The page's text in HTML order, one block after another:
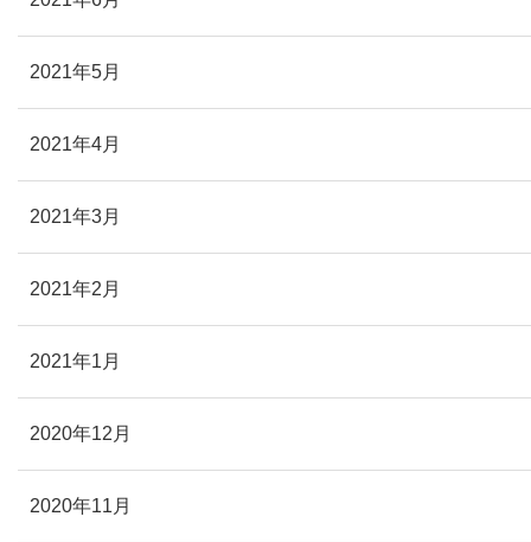
2021年5月
2021年4月
2021年3月
2021年2月
2021年1月
2020年12月
2020年11月